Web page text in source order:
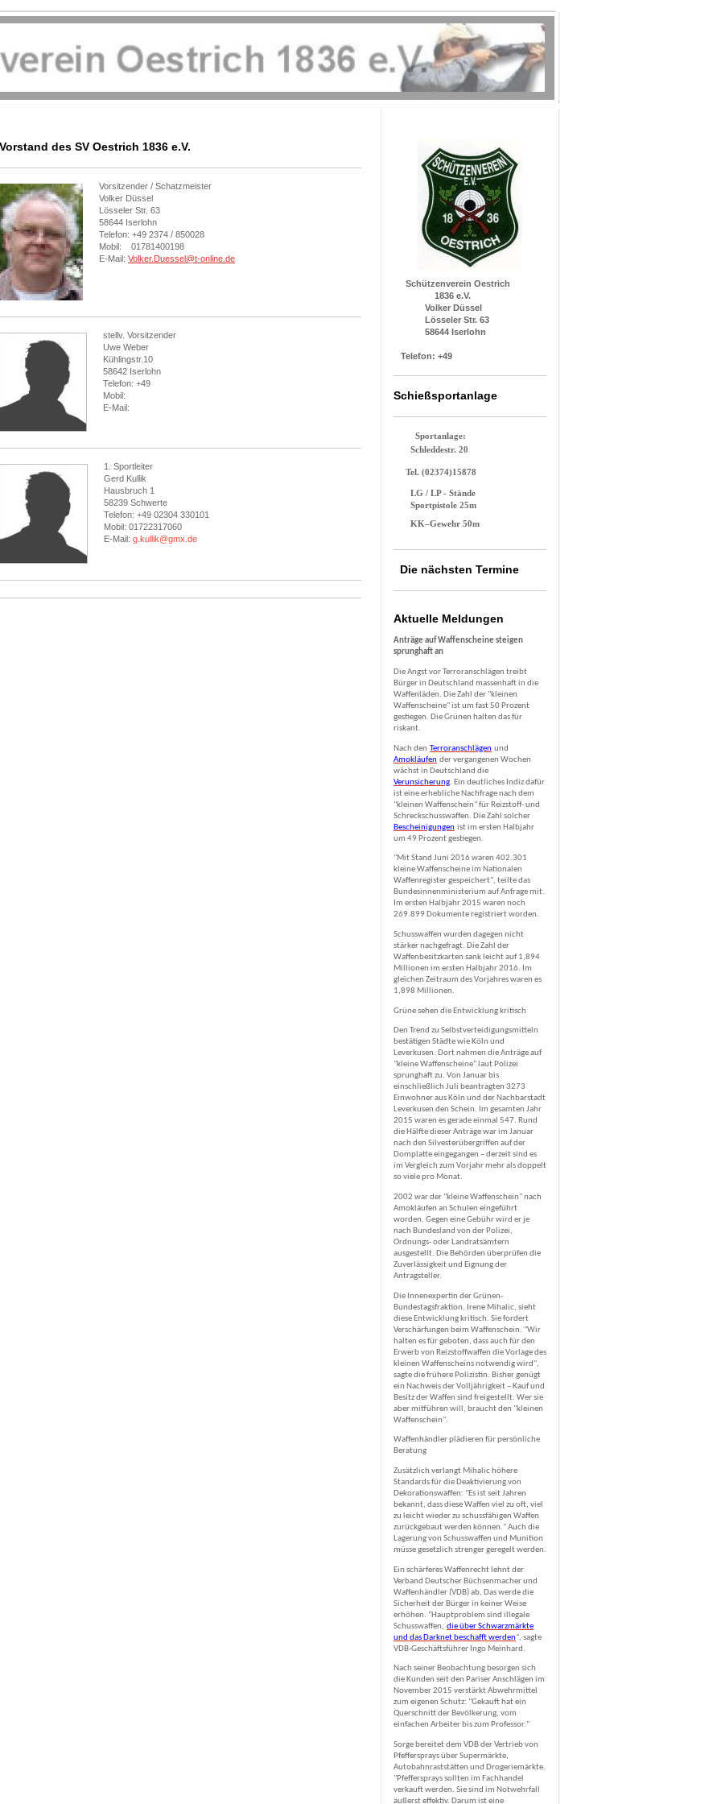
Vorstand des SV Oestrich 1836 e.V.
Vorsitzender / Schatzmeister
Volker Düssel
Lösseler Str. 63
58644 Iserlohn
Telefon: +49 2374 / 850028
Mobil: 01781400198
E-Mail: Volker.Duessel@t-online.de
stellv. Vorsitzender
Uwe Weber
Kühlingstr.10
58642 Iserlohn
Telefon: +49
Mobil:
E-Mail:
1. Sportleiter
Gerd Kullik
Hausbruch 1
58239 Schwerte
Telefon: +49 02304 330101
Mobil: 01722317060
E-Mail: g.kullik@gmx.de
Schützenverein Oestrich
1836 e.V.
Volker Düssel
Lösseler Str. 63
58644 Iserlohn
Telefon: +49
Schießsportanlage
Sportanlage:
Schleddestr. 20
Tel. (02374)15878
LG / LP - Stände
Sportpistole 25m
KK–Gewehr 50m
Die nächsten Termine
Aktuelle Meldungen
Anträge auf Waffenscheine steigen
sprunghaft an
Die Angst vor Terroranschlägen treibt
Bürger in Deutschland massenhaft in die
Waffenläden. Die Zahl der "kleinen
Waffenscheine" ist um fast 50 Prozent
gestiegen. Die Grünen halten das für
riskant.
Nach den Terroranschlägen und
Amokläufen der vergangenen Wochen
wächst in Deutschland die
Verunsicherung. Ein deutliches Indiz dafür
ist eine erhebliche Nachfrage nach dem
"kleinen Waffenschein" für Reizstoff- und
Schreckschusswaffen. Die Zahl solcher
Bescheinigungen ist im ersten Halbjahr
um 49 Prozent gestiegen.
"Mit Stand Juni 2016 waren 402.301
kleine Waffenscheine im Nationalen
Waffenregister gespeichert", teilte das
Bundesinnenministerium auf Anfrage mit.
Im ersten Halbjahr 2015 waren noch
269.899 Dokumente registriert worden.
Schusswaffen wurden dagegen nicht
stärker nachgefragt. Die Zahl der
Waffenbesitzkarten sank leicht auf 1,894
Millionen im ersten Halbjahr 2016. Im
gleichen Zeitraum des Vorjahres waren es
1,898 Millionen.
Grüne sehen die Entwicklung kritisch
Den Trend zu Selbstverteidigungsmitteln
bestätigen Städte wie Köln und
Leverkusen. Dort nahmen die Anträge auf
"kleine Waffenscheine" laut Polizei
sprunghaft zu. Von Januar bis
einschließlich Juli beantragten 3273
Einwohner aus Köln und der Nachbarstadt
Leverkusen den Schein. Im gesamten Jahr
2015 waren es gerade einmal 547. Rund
die Hälfte dieser Anträge war im Januar
nach den Silvesterübergriffen auf der
Domplatte eingegangen – derzeit sind es
im Vergleich zum Vorjahr mehr als doppelt
so viele pro Monat.
2002 war der "kleine Waffenschein" nach
Amokläufen an Schulen eingeführt
worden. Gegen eine Gebühr wird er je
nach Bundesland von der Polizei,
Ordnungs- oder Landratsämtern
ausgestellt. Die Behörden überprüfen die
Zuverlässigkeit und Eignung der
Antragsteller.
Die Innenexpertin der Grünen-
Bundestagsfraktion, Irene Mihalic, sieht
diese Entwicklung kritisch. Sie fordert
Verschärfungen beim Waffenschein. "Wir
halten es für geboten, dass auch für den
Erwerb von Reizstoffwaffen die Vorlage des
kleinen Waffenscheins notwendig wird",
sagte die frühere Polizistin. Bisher genügt
ein Nachweis der Volljährigkeit – Kauf und
Besitz der Waffen sind freigestellt. Wer sie
aber mitführen will, braucht den "kleinen
Waffenschein".
Waffenhändler plädieren für persönliche
Beratung
Zusätzlich verlangt Mihalic höhere
Standards für die Deaktivierung von
Dekorationswaffen: "Es ist seit Jahren
bekannt, dass diese Waffen viel zu oft, viel
zu leicht wieder zu schussfähigen Waffen
zurückgebaut werden können." Auch die
Lagerung von Schusswaffen und Munition
müsse gesetzlich strenger geregelt werden.
Ein schärferes Waffenrecht lehnt der
Verband Deutscher Büchsenmacher und
Waffenhändler (VDB) ab. Das werde die
Sicherheit der Bürger in keiner Weise
erhöhen. "Hauptproblem sind illegale
Schusswaffen, die über Schwarzmärkte
und das Darknet beschafft werden", sagte
VDB-Geschäftsführer Ingo Meinhard.
Nach seiner Beobachtung besorgen sich
die Kunden seit den Pariser Anschlägen im
November 2015 verstärkt Abwehrmittel
zum eigenen Schutz: "Gekauft hat ein
Querschnitt der Bevölkerung, vom
einfachen Arbeiter bis zum Professor."
Sorge bereitet dem VDB der Vertrieb von
Pfeffersprays über Supermärkte,
Autobahnraststätten und Drogeriemärkte.
"Pfeffersprays sollten im Fachhandel
verkauft werden. Sie sind im Notwehrfall
äußerst effektiv. Darum ist eine